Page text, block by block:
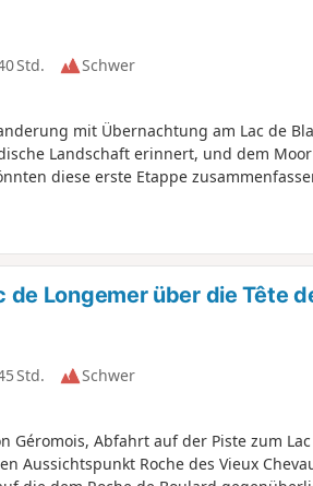
Std.
Schwer
mit Übernachtung am Lac de
Landschaft erinnert, und dem
diese erste Etappe
Longemer über die Tête
Std.
Schwer
Géromois, Abfahrt auf der Piste zum
Aussichtspunkt Roche des Vieux